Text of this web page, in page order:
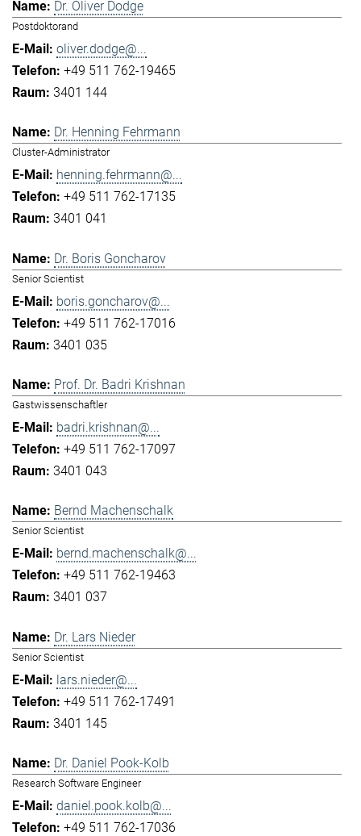
Dr. Oliver Dodge
Postdoktorand
oliver.dodge@...
+49 511 762-19465
3401 144
Dr. Henning Fehrmann
Cluster-Administrator
henning.fehrmann@...
+49 511 762-17135
3401 041
Dr. Boris Goncharov
Senior Scientist
boris.goncharov@...
+49 511 762-17016
3401 035
Prof. Dr. Badri Krishnan
Gastwissenschaftler
badri.krishnan@...
+49 511 762-17097
3401 043
Bernd Machenschalk
Senior Scientist
bernd.machenschalk@...
+49 511 762-19463
3401 037
Dr. Lars Nieder
Senior Scientist
lars.nieder@...
+49 511 762-17491
3401 145
Dr. Daniel Pook-Kolb
Research Software Engineer
daniel.pook.kolb@...
+49 511 762-17036